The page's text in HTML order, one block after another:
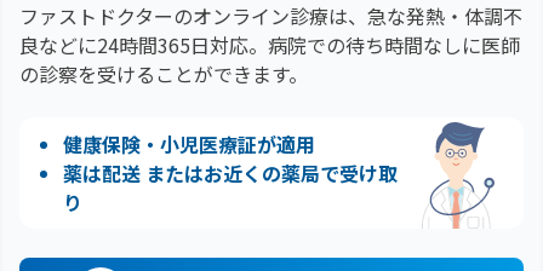
ファストドクターのオンライン診療は、急な発熱・体調不
良などに24時間365日対応。 病院での待ち時間なしに医師
の診察を受けることができます。
健康保険・小児医療証が適用
薬は配送 またはお近くの薬局で受け取
り